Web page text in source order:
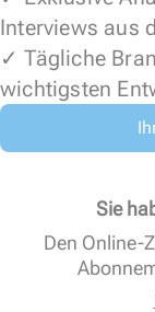
Interviews aus
✓ Tägliche
wichtigsten
Sie
Den Online-